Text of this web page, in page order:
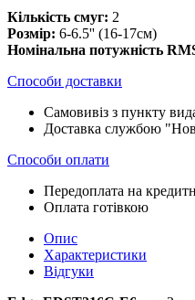
Кількість смуг: 2
Розмір: 6-6.5'' (16-17см)
Номінальна потужність
Способи доставки
Самовивіз з пункту
Доставка службою
Способи оплати
Передоплата на
Оплата готівкою
Опис
Характеристики
Відгуки